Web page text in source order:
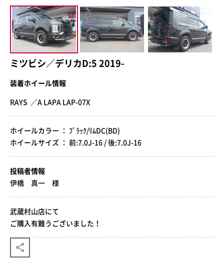
ミツビシ／デリカD:5 2019-
装着ホイール情報
RAYS ／A LAPA LAP-07X
ホイールカラー ： ﾌﾞﾗｯｸ/ﾘﾑDC(BD)
ホイールサイズ ： 前:7.0J-16 / 後:7.0J-16
投稿者情報
伊橋 真一 様
武蔵村山店にて
ご購入有難うございました！